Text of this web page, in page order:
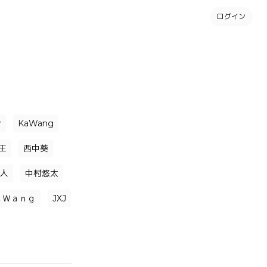
ログイン
KaWang
西中葵
中村悠太
ａｎｇ JXJ